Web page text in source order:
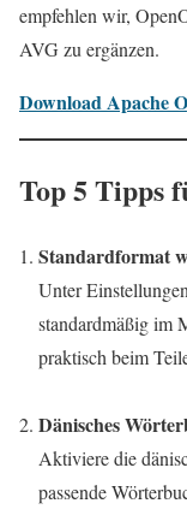
empfehlen wir,
AVGzu ergänzen.
Download Apache
Top 5 Tipps
Standardformat
Unter
standardmäßig im
praktisch beim
Dänisches
Aktiviere die
passende